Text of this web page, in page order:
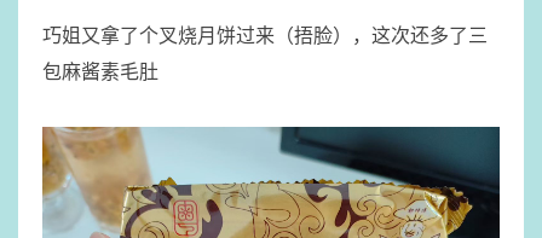
巧姐又拿了个叉烧月饼过来（捂脸），这次还多了三
包麻酱素毛肚